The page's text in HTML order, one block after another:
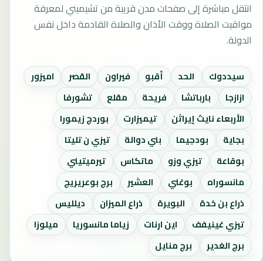
انتقل مباشرة إلى صفحات مدن قريبة من تشيميني لمعرفة
مواقيت الصلاة ووقت الأذان والصلاة القادمة داخل نفس
الدولة.
سيددوك الحد أقبو فيراون القصر
اميزور
ازازجا
بارباتشا فريحة مقلع
تشورفا
الأربعاء نايث إيراثن
تيميزارت
بوردج زيمورا
بجاية
بودجيما بني دوالة
تيزي ن تليتا
بوقاعة
تيزي وزو ماتكاس
تيرميتيني
مانسوراه
بوغني العشير
برج بوعريريج
ذراع بن خدة
البويرة ذراع الميزان
ديلليس
تيزي غينيفف
اين ارنات زياما مانسوريا
ميلوزا
برج الغدير
برج منايل